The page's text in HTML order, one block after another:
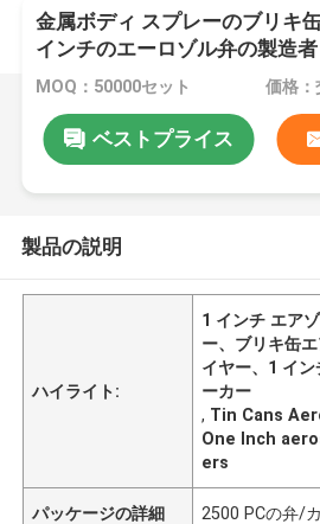
金属ボディ スプレーのブリキ
インチのエーロゾル弁の製造者
MOQ：50000セット 価格：
ベストプライス
製品の説明
ハイライト:
1 インチ エア
ー、ブリキ缶
イヤー、1 イ
ーカー
, Tin Cans
One Inch
ers
パッケージの詳細 2500 PCの弁/